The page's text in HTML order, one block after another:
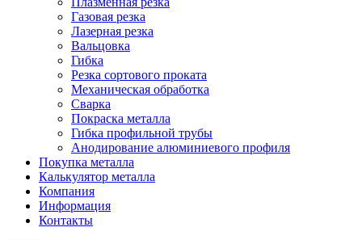
Газовая резка
Лазерная резка
Вальцовка
Гибка
Резка сортового проката
Механическая обработка
Сварка
Покраска металла
Гибка профильной трубы
Анодирование алюминиевого профиля
Покупка металла
Калькулятор металла
Компания
Информация
Контакты